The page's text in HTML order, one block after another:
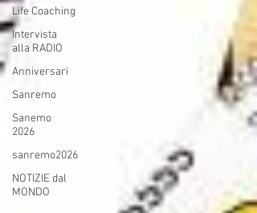
Life Coaching
Intervista
alla RADIO
Anniversari
Sanremo
Sanemo
2026
sanremo2026
NOTIZIE dal
MONDO